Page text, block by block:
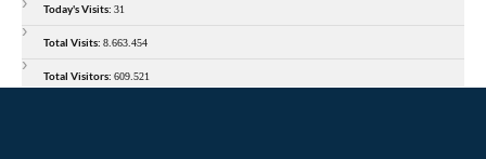
Today's Visits: 31
Total Visits: 8.663.454
Total Visitors: 609.521